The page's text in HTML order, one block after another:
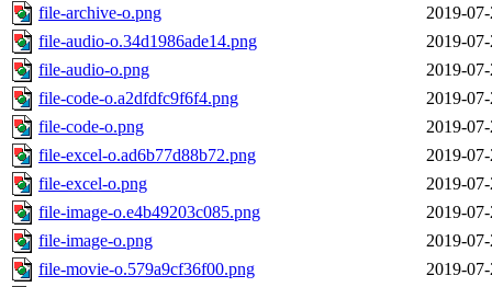
file-archive-o.png
2019-
file-audio-o.34d1986ade14.png
2019-
file-audio-o.png
2019-
file-code-o.a2dfdfc9f6f4.png
2019-
file-code-o.png
2019-
file-excel-o.ad6b77d88b72.png
2019-
file-excel-o.png
2019-
file-image-o.e4b49203c085.png
2019-
file-image-o.png
2019-
file-movie-o.579a9cf36f00.png
2019-